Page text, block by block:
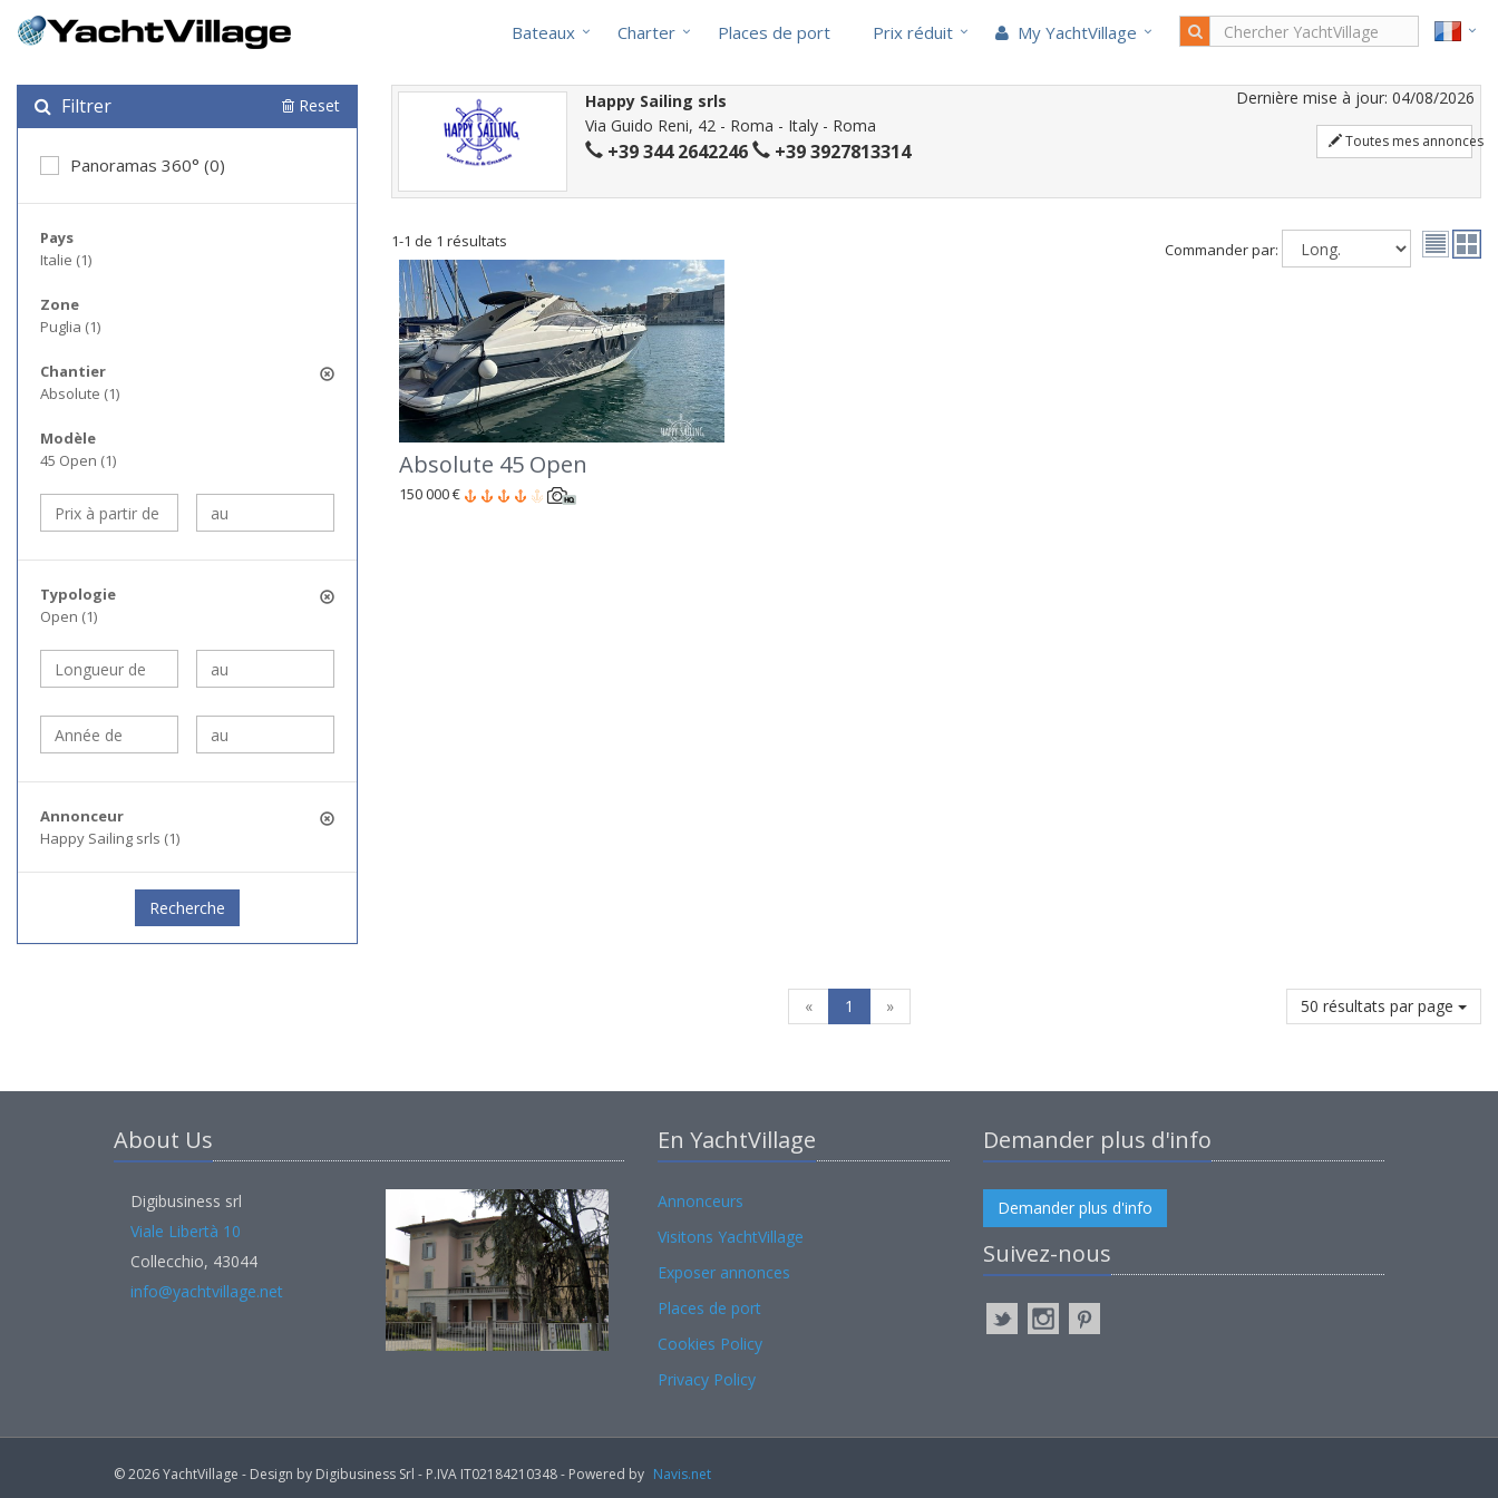
Bateaux Charter Places de port Prix réduit My YachtVillage
Filtrer Reset
Panoramas 360° (0)
Pays
Italie (1)
Zone
Puglia (1)
Chantier
Absolute (1)
Modèle
45 Open (1)
Typologie
Open (1)
Annonceur
Happy Sailing srls (1)
Recherche
Happy Sailing srls
Via Guido Reni, 42 - Roma - Italy - Roma
+39 344 2642246 +39 3927813314 Toutes mes annonces
Dernière mise à jour: 04/08/2026
1-1 de 1 résultats Commander par:
Absolute 45 Open
150 000 €
« 1 » 50 résultats par page
About Us
Digibusiness srl
Viale Libertà 10
Collecchio, 43044
info@yachtvillage.net
En YachtVillage
Annonceurs
Visitons YachtVillage
Exposer annonces
Places de port
Cookies Policy
Privacy Policy
Demander plus d'info
Demander plus d'info
Suivez-nous
© 2026 YachtVillage - Design by Digibusiness Srl - P.IVA IT02184210348 - Powered by Navis.net